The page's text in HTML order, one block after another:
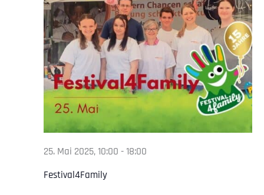
Festival4Family
25. Mai 2025, 10:00 -18:00